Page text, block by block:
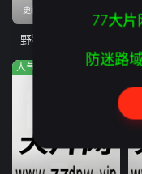
更新至2026-08-01期期
野狗骨头意犹未尽
人气:103
77大片
防迷路域